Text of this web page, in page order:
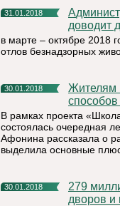
31.01.2018
Администрация муниципального района «Княжпогостский»
доводит
в марте – октябре 2018
отлов безнадзорных
30.01.2018
Жителям Коми рассказали о плюсах и минусах разных
В рамках проекта
состоялась очередная
Афонина рассказала о
выделила основные
30.01.2018
279 миллионов рублей направят на благоустройство улиц,
дворов и